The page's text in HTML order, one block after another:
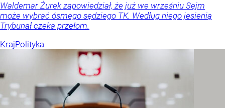
Waldemar Żurek zapowiedział, że już we wrześniu Sejm
może wybrać ósmego sędziego TK. Według niego jesienią
Trybunał czeka przełom.
KrajPolityka